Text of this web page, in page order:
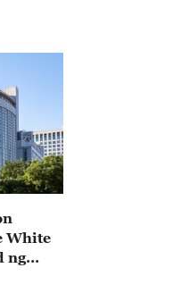
White
ng